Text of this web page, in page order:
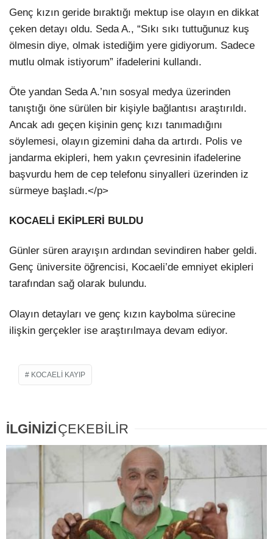
Genç kızın geride bıraktığı mektup ise olayın en dikkat
çeken detayı oldu. Seda A., “Sıkı sıkı tuttuğunuz kuş
ölmesin diye, olmak istediğim yere gidiyorum. Sadece
mutlu olmak istiyorum” ifadelerini kullandı.
Öte yandan Seda A.’nın sosyal medya üzerinden
tanıştığı öne sürülen bir kişiyle bağlantısı araştırıldı.
Ancak adı geçen kişinin genç kızı tanımadığını
söylemesi, olayın gizemini daha da artırdı. Polis ve
jandarma ekipleri, hem yakın çevresinin ifadelerine
başvurdu hem de cep telefonu sinyalleri üzerinden iz
sürmeye başladı.</p>
KOCAELİ EKİPLERİ BULDU
Günler süren arayışın ardından sevindiren haber geldi.
Genç üniversite öğrencisi, Kocaeli’de emniyet ekipleri
tarafından sağ olarak bulundu.
Olayın detayları ve genç kızın kaybolma sürecine
ilişkin gerçekler ise araştırılmaya devam ediyor.
KOCAELI KAYIP
İLGİNİZİÇEKEBİLİR